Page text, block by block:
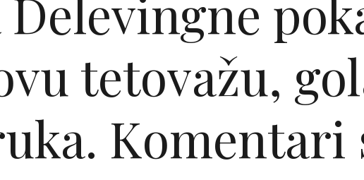
Delevingne
tetovažu,
Komentari